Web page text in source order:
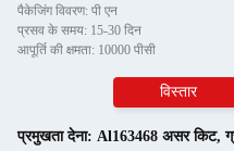
पैकेजिंग विवरण: पी एन
प्रसव के समय: 15-30 दिन
आपूर्ति की क्षमता: 10000 पीसी
विस्तार
प्रमुखता देना: Al163468 असर किट,